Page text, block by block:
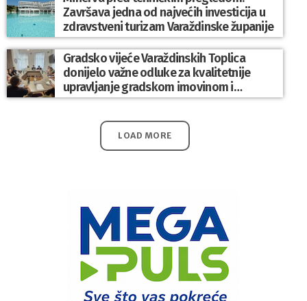
Završava jedna od najvećih investicija u
zdravstveni turizam Varaždinske županije
Gradsko vijeće Varaždinskih Toplica
donijelo važne odluke za kvalitetnije
upravljanje gradskom imovinom i
komunalnim sustavom
LOAD MORE